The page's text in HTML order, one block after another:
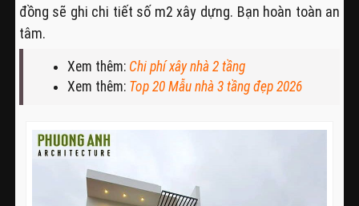
đồng sẽ ghi chi tiết số m2 xây dựng. Bạn hoàn toàn an
tâm.
Xem thêm: Chi phí xây nhà 2 tầng
Xem thêm: Top 20 Mẫu nhà 3 tầng đẹp 2026